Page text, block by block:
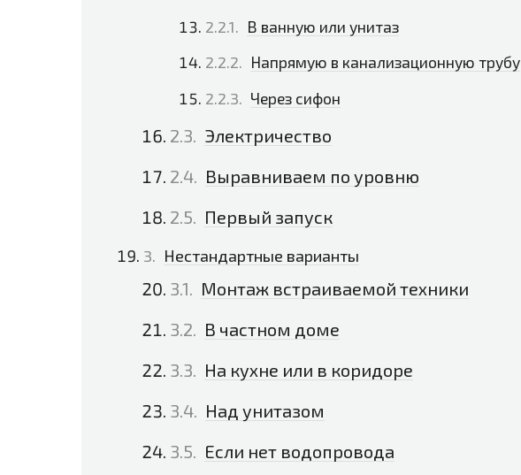
В ванную или унитаз
Напрямую в канализационную трубу
Через сифон
Электричество
Выравниваем по уровню
Первый запуск
Нестандартные варианты
Монтаж встраиваемой техники
В частном доме
На кухне или в коридоре
Над унитазом
Если нет водопровода